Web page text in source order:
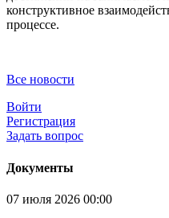
конструктивное
процессе.
Все новости
Войти
Регистрация
Задать вопрос
Документы
07 июля 2026 00:00